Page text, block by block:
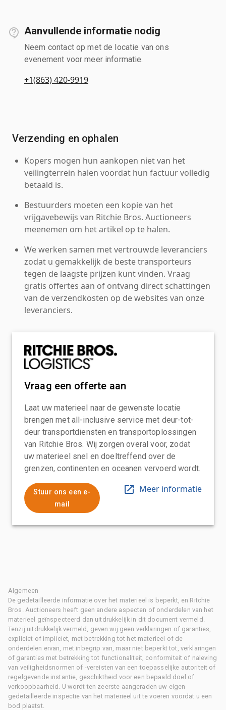
Aanvullende informatie nodig
Neem contact op met de locatie van ons
evenement voor meer informatie.
+1(863) 420-9919
Verzending en ophalen
Kopers mogen hun aankopen niet van het
veilingterrein halen voordat hun factuur volledig
betaald is.
Bestuurders moeten een kopie van het
vrijgavebewijs van Ritchie Bros. Auctioneers
meenemen om het artikel op te halen.
We werken samen met vertrouwde leveranciers
zodat u gemakkelijk de beste transporteurs
tegen de laagste prijzen kunt vinden. Vraag
gratis offertes aan of ontvang direct schattingen
van de verzendkosten op de websites van onze
leveranciers.
Vraag een offerte aan
Laat uw materieel naar de gewenste locatie
brengen met all-inclusive service met deur-tot-
deur transportdiensten en transportoplossingen
van Ritchie Bros. Wij zorgen overal voor, zodat
uw materieel snel en doeltreffend over de
grenzen, continenten en oceanen vervoerd wordt.
Stuur ons een e-
mail
Meer informatie
Algemeen
De gedetailleerde informatie over het materieel is beperkt, en Ritchie
Bros. Auctioneers heeft geen andere aspecten of onderdelen van het
materieel geïnspecteerd dan uitdrukkelijk in dit document vermeld.
Tenzij uitdrukkelijk vermeld, geven wij geen verklaringen of garanties,
expliciet of impliciet, met betrekking tot het materieel of de
onderdelen ervan, met inbegrip van, maar niet beperkt tot, verklaringen
of garanties met betrekking tot functionaliteit, conformiteit of naleving
van veiligheidsnormen of -vereisten van een toepasselijke autoriteit of
regelgevende instantie, geschiktheid voor een bepaald doel of
verkoopbaarheid. U wordt ten zeerste aangeraden uw eigen
gedetailleerde inspectie van het materieel uit te voeren voordat u een
bod plaatst.